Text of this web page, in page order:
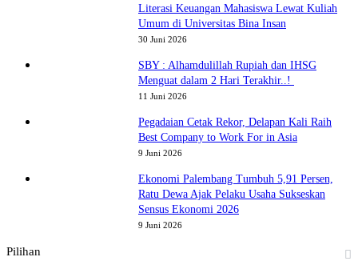
Literasi Keuangan Mahasiswa Lewat Kuliah
Umum di Universitas Bina Insan
30 Juni 2026
SBY : Alhamdulillah Rupiah dan IHSG
Menguat dalam 2 Hari Terakhir..!
11 Juni 2026
Pegadaian Cetak Rekor, Delapan Kali Raih
Best Company to Work For in Asia
9 Juni 2026
Ekonomi Palembang Tumbuh 5,91 Persen,
Ratu Dewa Ajak Pelaku Usaha Sukseskan
Sensus Ekonomi 2026
9 Juni 2026
Pilihan